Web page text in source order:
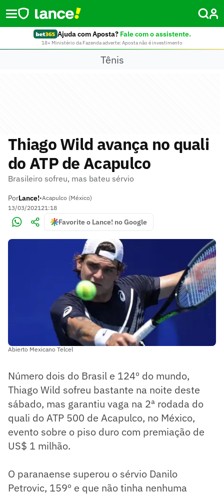
Ajuda com Aposta? Fale com o assistente.
18+ Ministério da Fazenda adverte: Aposta não é investimento
Tênis
Thiago Wild avança no quali
do ATP de Acapulco
Brasileiro sofreu, mas bateu sérvio
PorLance!•Acapulco (México)
13/03/202121:18
Favorite o Lance! no Google
Abierto Mexicano Telcel
Número dois do Brasil e 124º do mundo,
Thiago Wild sofreu bastante na noite deste
sábado, mas garantiu vaga na 2ª rodada do
quali do ATP 500 de Acapulco, no México,
evento sobre o piso duro com premiação de
US$ 1 milhão.
O paranaense superou o sérvio Danilo
Petrovic, 159º e que não tinha nenhuma